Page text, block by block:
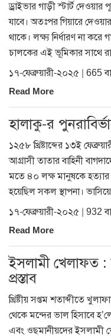
ড্রাইভার গাড়ী স্টার্ট দেওয়ার
যাবে। অতঃপর গিয়ারে
থাকে। লক্ষ্য নির্ধারণ না করে
চালকের এই ভূমিকার সাথে
১৭-ফেব্রুয়ারী-২০২৫ | 665
Read More
হালাকু-র
১২৫৮ খ্রিষ্টাব্দের ১৩ই
আগ্রাসী তাতার বাহিনী
মতে ৪০ লক্ষ মানুষকে হত্যার
হয়েছিল সকল স্থাপনা।
১৭-ফেব্রুয়ারী-২০২৫ | 932
Read More
ইসলামী খেলাফত
প্রস্তাব
খ্রিষ্টীয় সপ্তম শতাব্দীতে
থেকে মন্দের ভাল হিসাবে
এবং ওছমানীয়দের ইসলামী